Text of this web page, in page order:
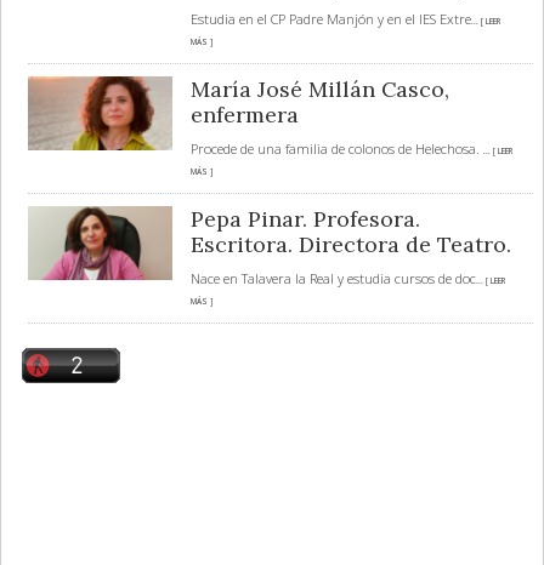
Estudia en el CP Padre Manjón y en el IES Extre... [ LEER
MÁS ]
María José Millán Casco,
enfermera
Procede de una familia de colonos de Helechosa.
... [ LEER
MÁS ]
Pepa Pinar. Profesora.
Escritora. Directora de Teatro.
Nace en Talavera la Real y estudia cursos de doc... [ LEER
MÁS ]